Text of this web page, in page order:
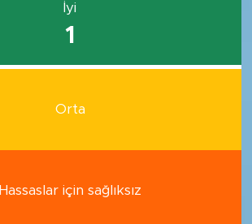
İyi
1
Orta
Hassaslar için sağlıksız